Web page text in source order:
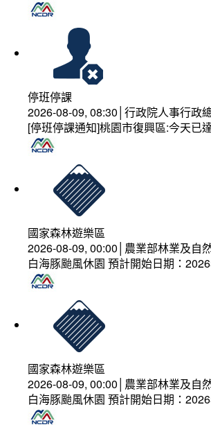
停班停課
2026-08-09, 08:30│行政院人事行政
[停班停課通知]桃園市復興區:今天已
國家森林遊樂區
2026-08-09, 00:00│農業部林業及自
白海豚颱風休園 預計開始日期：
國家森林遊樂區
2026-08-09, 00:00│農業部林業及自
白海豚颱風休園 預計開始日期：